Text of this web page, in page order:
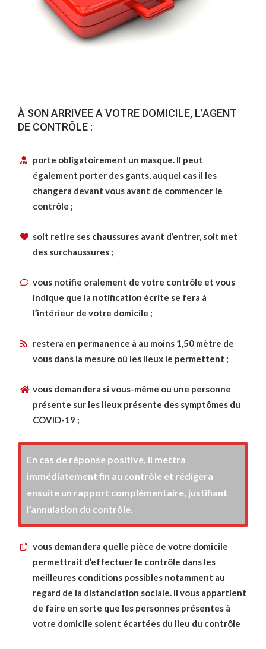
À SON ARRIVEE A VOTRE DOMICILE, L’AGENT
DE CONTRÔLE :
porte obligatoirement un masque. Il peut
également porter des gants, auquel cas il les
changera devant vous avant de commencer le
contrôle ;
soit retire ses chaussures avant d’entrer, soit met
des surchaussures ;
vous notifie oralement de votre contrôle et vous
indique que la notification écrite se fera à
l’intérieur de votre domicile ;
restera en permanence à au moins 1,50 mètre de
vous dans la mesure où les lieux le permettent ;
vous demandera si vous-même ou une personne
présente sur les lieux présente des symptômes du
COVID-19 ;
En cas de réponse positive, il mettra
immédiatement fin au contrôle et rédigera
ensuite un rapport complémentaire, justifiant
l’annulation du contrôle.
vous demandera quelle pièce de votre domicile
permettrait d’effectuer le contrôle dans les
meilleures conditions possibles notamment au
regard de la distanciation sociale. Il vous appartient
de faire en sorte que les personnes présentes à
votre domicile soient écartées du lieu du contrôle